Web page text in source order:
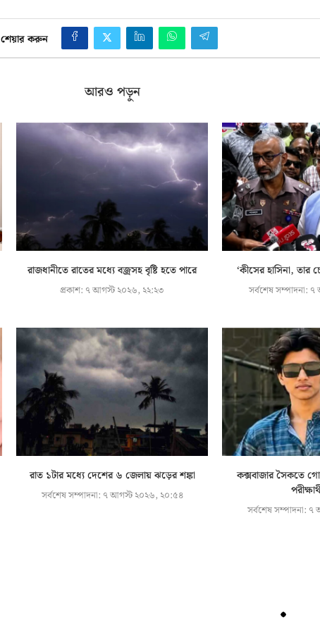
শেয়ার করুন
আরও পড়ুন
রাজধানীতে রাতের মধ্যে বজ্রসহ বৃষ্টি হতে পারে
প্রকাশ: ৭ আগস্ট ২০২৬, ২২:২৩
‘কীসের হাসিনা, তার
সর্বশেষ সম্পাদনা: ৭
রাত ১টার মধ্যে দেশের ৬ জেলায় ঝড়ের শঙ্কা
সর্বশেষ সম্পাদনা: ৭ আগস্ট ২০২৬, ২০:৫৪
কক্সবাজার সৈকতে
সর্বশেষ সম্পাদনা: ৭